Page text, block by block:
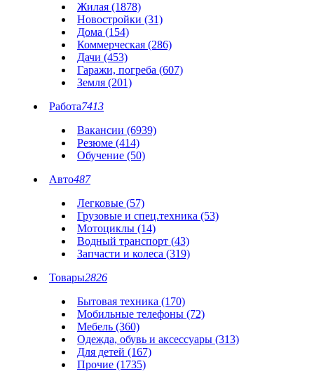
Жилая (1878)
Новостройки (31)
Дома (154)
Коммерческая (286)
Дачи (453)
Гаражи, погреба (607)
Земля (201)
Работа7413
Вакансии (6939)
Резюме (414)
Обучение (50)
Авто487
Легковые (57)
Грузовые и спец.техника (53)
Мотоциклы (14)
Водный транспорт (43)
Запчасти и колеса (319)
Товары2826
Бытовая техника (170)
Мобильные телефоны (72)
Мебель (360)
Одежда, обувь и аксессуары (313)
Для детей (167)
Прочие (1735)